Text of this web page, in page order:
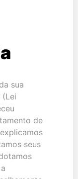
sua
(Lei
de
seus